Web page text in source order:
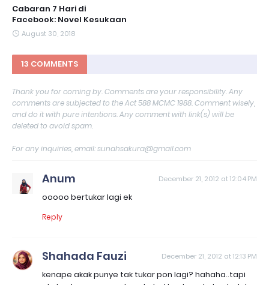
Cabaran 7 Hari di
Facebook: Novel Kesukaan
August 30, 2018
13 COMMENTS
Thank you for coming by. Comments are your responsibility. Any
comments are subjected to the Act 588 MCMC 1988. Comment wisely,
and do it with pure intentions. Any comment with link(s) will be
deleted to avoid spam.
For any inquiries, email: sunahsakura@gmail.com
Anum December 21, 2012 at 12:04 PM
ooooo bertukar lagi ek
Reply
Shahada Fauzi December 21, 2012 at 12:13 PM
kenape akak punye tak tukar pon lagi? hahaha..tapi